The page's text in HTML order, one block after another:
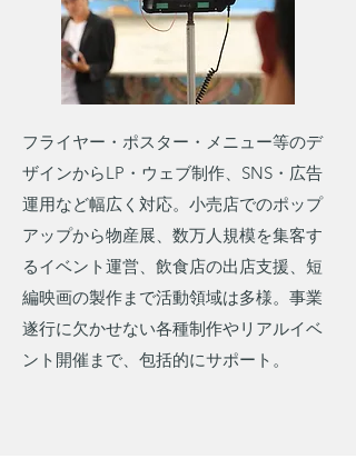
フライヤー・ポスター・メニュー等のデ
ザインからLP・ウェブ制作、SNS・広告
運用など幅広く対応。小売店でのポップ
アップから物産展、数万人規模を集客す
るイベント運営、飲食店の出店支援、短
編映画の製作まで活動領域は多様。事業
遂行に欠かせない各種制作やリアルイベ
ント開催まで、包括的にサポート。